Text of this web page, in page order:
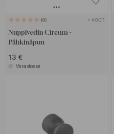
6 + KOOT
Nuppivedin Circum -
Pähkinäpuu
13 €
Varastossa